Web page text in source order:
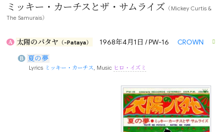
ミッキー・カーチスとザ・サムライズ （Mickey Curtis &
The Samurais）
A 太陽のパタヤ （-Pataya） 1968年4月1日 / PW-16 CROWN
B 夏の夢
Lyrics ミッキー・カーチス , Music ヒロ・イズミ